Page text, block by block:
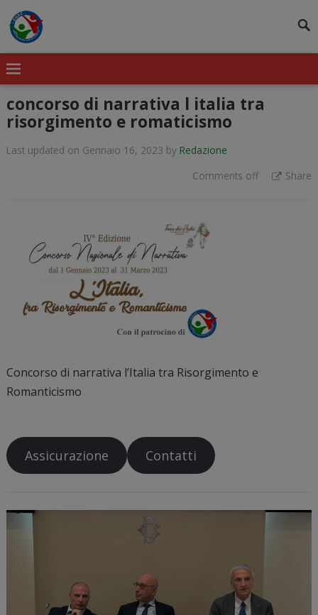
concorso di narrativa l italia tra
risorgimento e romaticismo
Last updated on Gennaio 16, 2023 by Redazione
Comments off
Share
Concorso di narrativa l’Italia tra Risorgimento e
Romanticismo
Assicurazione Contatti